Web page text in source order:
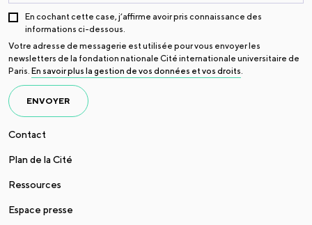
En cochant cette case, j’affirme avoir pris connaissance des
informations ci-dessous.
Votre adresse de messagerie est utilisée pour vous envoyer les
newsletters de la fondation nationale Cité internationale universitaire de
Paris. En savoir plus la gestion de vos données et vos droits.
ENVOYER
Contact
Plan de la Cité
Ressources
Espace presse